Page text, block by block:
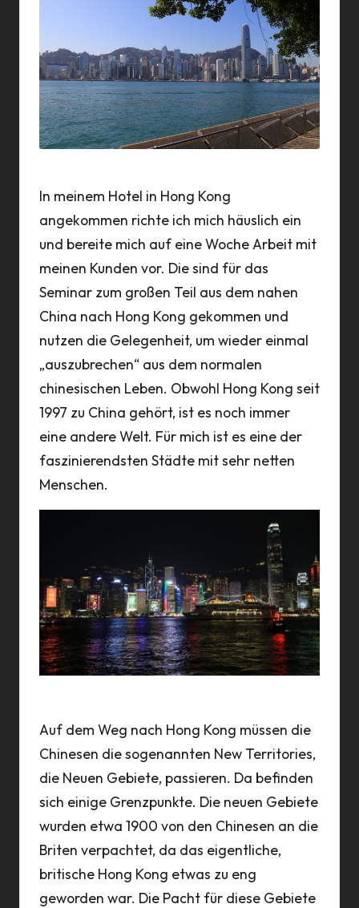
n
In meinem Hotel in Hong Kong
angekommen richte ich mich häuslich ein
und bereite mich auf eine Woche Arbeit mit
meinen Kunden vor. Die sind für das
Seminar zum großen Teil aus dem nahen
China nach Hong Kong gekommen und
nutzen die Gelegenheit, um wieder einmal
„auszubrechen“ aus dem normalen
chinesischen Leben. Obwohl Hong Kong seit
1997 zu China gehört, ist es noch immer
eine andere Welt. Für mich ist es eine der
faszinierendsten Städte mit sehr netten
Menschen.
Auf dem Weg nach Hong Kong müssen die
Chinesen die sogenannten New Territories,
die Neuen Gebiete, passieren. Da befinden
sich einige Grenzpunkte. Die neuen Gebiete
wurden etwa 1900 von den Chinesen an die
Briten verpachtet, da das eigentliche,
britische Hong Kong etwas zu eng
geworden war. Die Pacht für diese Gebiete